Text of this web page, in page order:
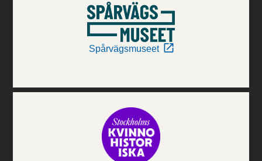
Spårvägsmuseet